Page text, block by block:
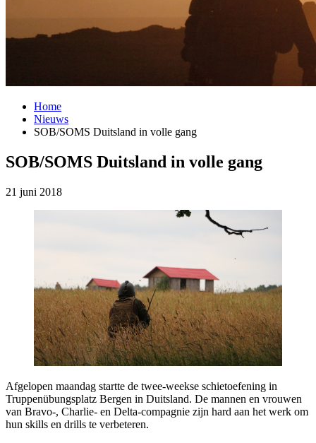
Home
Nieuws
SOB/SOMS Duitsland in volle gang
SOB/SOMS Duitsland in volle gang
21 juni 2018
Afgelopen maandag startte de twee-weekse schietoefening in
Truppenübungsplatz Bergen in Duitsland. De mannen en vrouwen
van Bravo-, Charlie- en Delta-compagnie zijn hard aan het werk om
hun skills en drills te verbeteren.